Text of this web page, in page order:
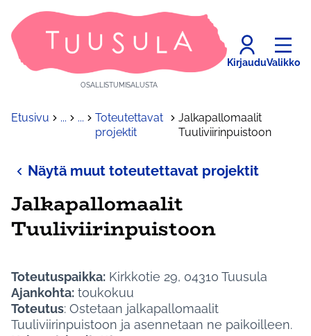
OSALLISTUMISALUSTA
KirjauduValikko
Etusivu ... ...
Toteutettavat
projektit
Jalkapallomaalit
Tuuliviirinpuistoon
Näytä muut toteutettavat projektit
Jalkapallomaalit
Tuuliviirinpuistoon
Toteutuspaikka: Kirkkotie 29, 04310 Tuusula
Ajankohta: toukokuu
Toteutus: Ostetaan jalkapallomaalit
Tuuliviirinpuistoon ja asennetaan ne paikoilleen.